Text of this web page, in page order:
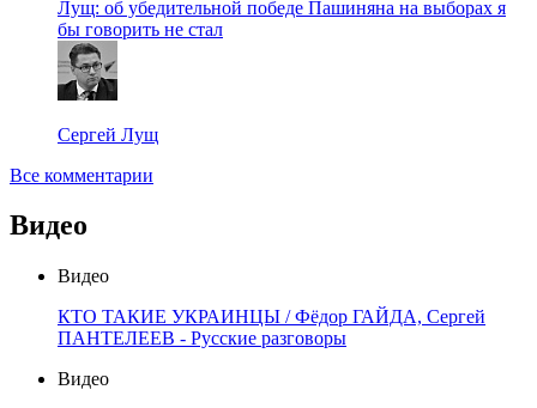
Лущ: об убедительной победе Пашиняна на выборах я
бы говорить не стал
Сергей Лущ
Все комментарии
Видео
Видео
КТО ТАКИЕ УКРАИНЦЫ / Фёдор ГАЙДА, Сергей
ПАНТЕЛЕЕВ - Русские разговоры
Видео